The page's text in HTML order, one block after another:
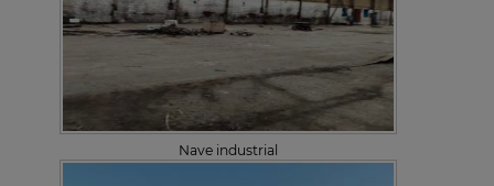
Nave industrial